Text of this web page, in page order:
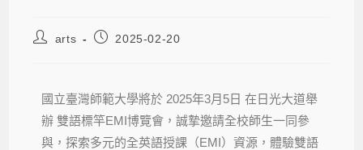
arts 2025-02-20
國立臺灣師範大學將於 2025年3月5日 在日光大道舉
辦 雙語標竿EMI博覽會，誠摯邀請全校師生一同參
與，探索多元的全英語授課（EMI）資源，體驗雙語